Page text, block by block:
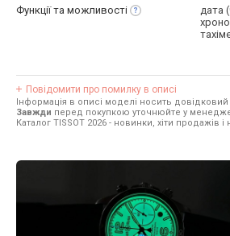
Функції та можливості
дата
Повідомити про помилку в описі
Інформація в описі моделі носить довідковий
Завжди перед покупкою уточнюйте у
Каталог TISSOT 2026 - новинки, хіти продажів і